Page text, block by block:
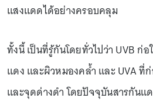
แสงแดดได้อย่างครอบคลุม
ทั้งนี้ เป็นที่รู้กันโดยทั่วไปว่า UVB ก่
แดง และผิวหมองคล้ำ และ UVA ที่
และจุดด่างดำ โดยปัจจุบันสารกันแ